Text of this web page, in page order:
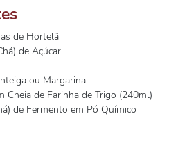
de Hortelã
de Açúcar
ou Margarina
Cheia de Farinha de Trigo (240ml)
de Fermento em Pó Químico